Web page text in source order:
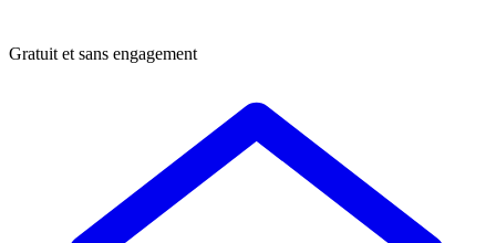
Gratuit et sans engagement